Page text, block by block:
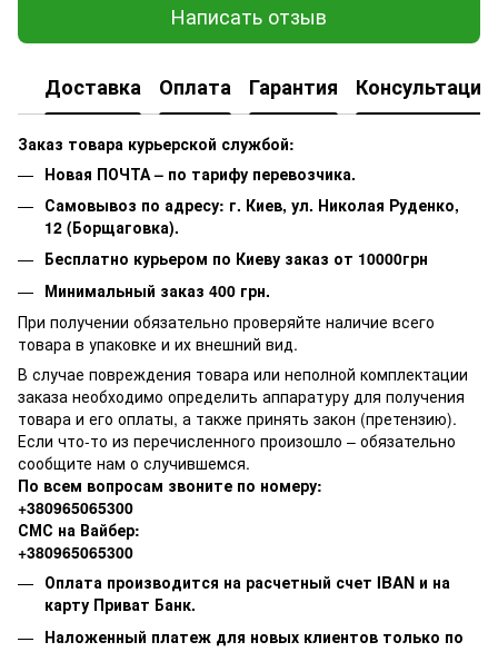
Написать отзыв
Доставка Оплата Гарантия Консультация
Заказ товара курьерской службой:
Новая ПОЧТА – по тарифу перевозчика.
Самовывоз по адресу: г. Киев, ул. Николая Руденко,
12 (Борщаговка).
Бесплатно курьером по Киеву заказ от 10000грн
Минимальный заказ 400 грн.
При получении обязательно проверяйте наличие всего
товара в упаковке и их внешний вид.
В случае повреждения товара или неполной комплектации
заказа необходимо определить аппаратуру для получения
товара и его оплаты, а также принять закон (претензию).
Если что-то из перечисленного произошло – обязательно
сообщите нам о случившемся.
По всем вопросам звоните по номеру:
+380965065300
СМС на Вайбер:
+380965065300
Оплата производится на расчетный счет IBAN и на
карту Приват Банк.
Наложенный платеж для новых клиентов только по